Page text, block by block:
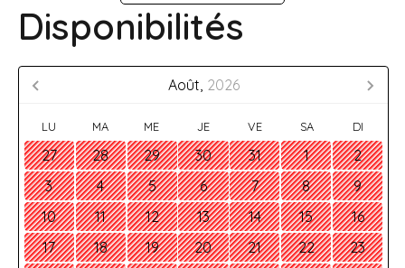
Disponibilités
Août, 2026
LU MA ME JE VE SA DI
27 28 29 30 31 1
2
3
4 5 6 7 8
9
10
11 12 13 14 15
16
17
18 19 20 21 22
23